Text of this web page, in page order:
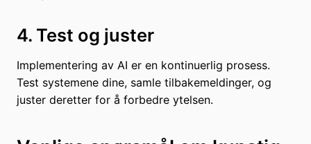
4. Test og juster
Implementering av AI er en kontinuerlig prosess.
Test systemene dine, samle tilbakemeldinger, og
juster deretter for å forbedre ytelsen.